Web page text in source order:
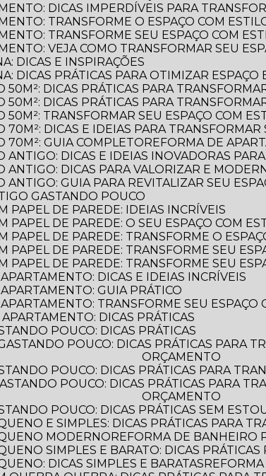
DICAS IMPERDÍVEIS PARA
TRANSFORME O ESPAÇO COM
TRANSFORME SEU ESPAÇO COM
VEJA COMO TRANSFORMAR SEU
DICAS E INSPIRAÇÕES
DICAS PRÁTICAS PARA OTIMIZAR ESPAÇO
50M²: DICAS PRÁTICAS PARA
50M²: DICAS PRÁTICAS PARA
50M²: TRANSFORMAR SEU ESPAÇO COM
70M²: DICAS E IDEIAS PARA TRANSFORMAR
70M²: GUIA COMPLETO
REFORMA DE
ANTIGO: DICAS E IDEIAS INOVADORAS
ANTIGO: DICAS PARA VALORIZAR E
ANTIGO: GUIA PARA REVITALIZAR SEU
GASTANDO POUCO
PAPEL DE PAREDE: IDEIAS INCRÍVEIS
PAPEL DE PAREDE: O SEU ESPAÇO COM
PAPEL DE PAREDE: TRANSFORME O
PAPEL DE PAREDE: TRANSFORME SEU
PAPEL DE PAREDE: TRANSFORME SEU
DICAS E IDEIAS INCRÍVEIS
GUIA PRÁTICO
TRANSFORME SEU
DICAS PRÁTICAS
POUCO: DICAS PRÁTICAS
ORÇAMENTO
POUCO: DICAS PRÁTICAS PARA
ORÇAMENTO
POUCO: DICAS PRÁTICAS SEM
E SIMPLES: DICAS PRÁTICAS PARA
MODERNO
REFORMA DE
SIMPLES E BARATO: DICAS
DICAS SIMPLES E BARATAS